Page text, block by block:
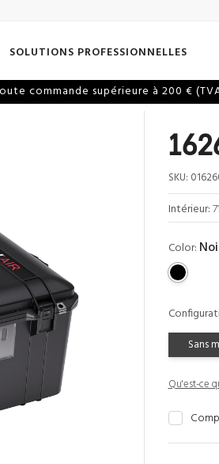
SOLUTIONS PROFESSIONNELLES
commande supérieure à 200 €
SKU:
Intérieur:
Color:
Sans
Qu'est-ce